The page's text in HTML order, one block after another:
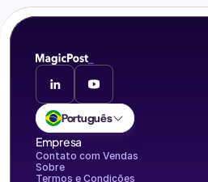
Português
Empresa
Contato com Vendas
Sobre
Termos e Condições